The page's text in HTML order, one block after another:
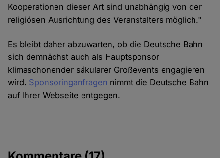
Kooperationen dieser Art sind unabhängig von der
religiösen Ausrichtung des Veranstalters möglich."
Es bleibt daher abzuwarten, ob die Deutsche Bahn
sich demnächst auch als Hauptsponsor
klimaschonender säkularer Großevents engagieren
wird. Sponsoringanfragen nimmt die Deutsche Bahn
auf Ihrer Webseite entgegen.